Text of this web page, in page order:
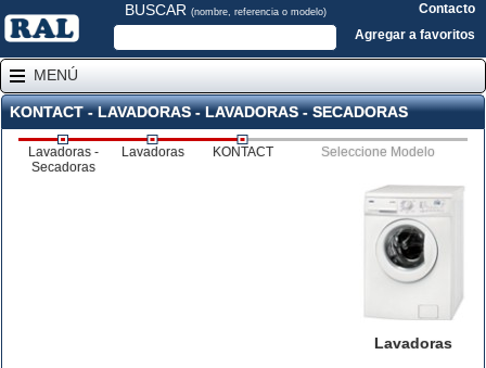
BUSCAR (nombre, referencia o modelo)
Contacto
Agregar a favoritos
MENÚ
KONTACT - LAVADORAS - LAVADORAS - SECADORAS
Lavadoras -
Secadoras
Lavadoras KONTACT Seleccione Modelo
Lavadoras